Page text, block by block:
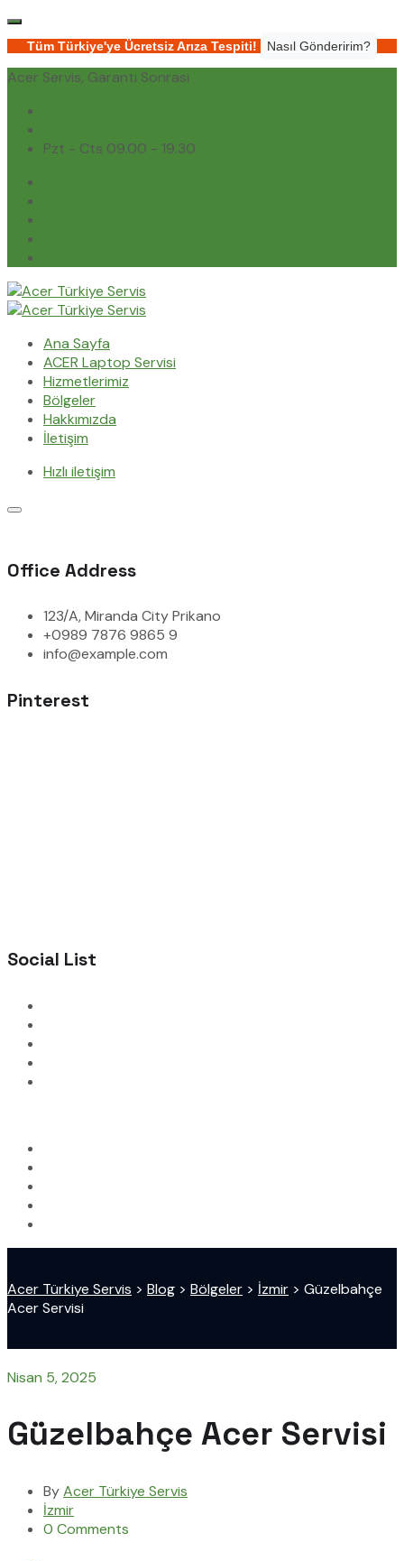
Tüm Türkiye'ye Ücretsiz Arıza Tespiti! Nasıl Gönderirim?
Acer Servis, Garanti Sonrası
Pzt - Cts 09.00 - 19.30
Ana Sayfa
ACER Laptop Servisi
Hizmetlerimiz
Bölgeler
Hakkımızda
İletişim
Hızlı iletişim
Office Address
123/A, Miranda City Prikano
+0989 7876 9865 9
info@example.com
Pinterest
Social List
Acer Türkiye Servis > Blog > Bölgeler > İzmir > Güzelbahçe
Acer Servisi
Nisan 5, 2025
Güzelbahçe Acer Servisi
ByAcer Türkiye Servis
İzmir
0 Comments